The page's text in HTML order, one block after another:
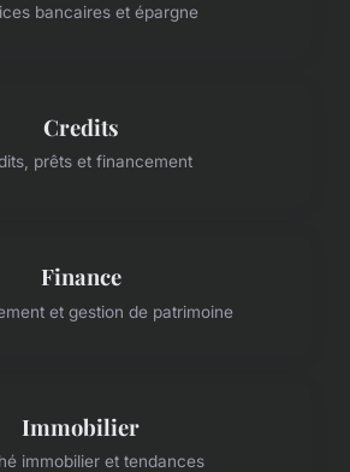
bancaires et épargne
Credits
prêts et financement
Finance
et gestion de patrimoine
Immobilier
immobilier et tendances